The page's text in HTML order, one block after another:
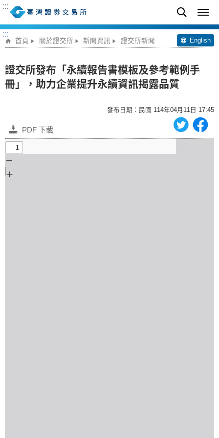
:::
:::
首頁 關於證交所 新聞資訊 證交所新聞 English
證交所發布「永續報告書模板及參考範例手
冊」，助力企業提升永續資訊揭露品質
發布日期︰民國 114年04月11日 17:45
PDF 下載